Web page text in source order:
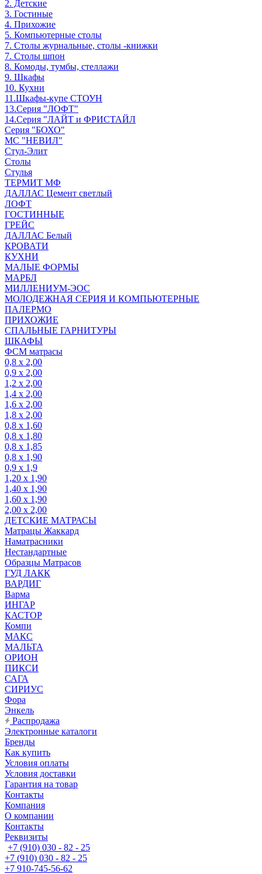
2. Детские
3. Гостиные
4. Прихожие
5. Компьютерные столы
7. Столы журнальные, столы -книжки
7. Столы шпон
8. Комоды, тумбы, стеллажи
9. Шкафы
10. Кухни
11.Шкафы-купе СТОУН
13.Серия "ЛОФТ"
14.Серия "ЛАЙТ и ФРИСТАЙЛ
Серия "БОХО"
МС "НЕВИЛ"
Стул-Элит
Столы
Стулья
ТЕРМИТ МФ
ДАЛЛАС Цемент светлый
ЛОФТ
ГОСТИННЫЕ
ГРЕЙС
ДАЛЛАС Белый
КРОВАТИ
КУХНИ
МАЛЫЕ ФОРМЫ
МАРБЛ
МИЛЛЕНИУМ-ЭОС
МОЛОДЕЖНАЯ СЕРИЯ И КОМПЬЮТЕРНЫЕ
ПАЛЕРМО
ПРИХОЖИЕ
СПАЛЬНЫЕ ГАРНИТУРЫ
ШКАФЫ
ФСМ матрасы
0,8 х 2,00
0,9 х 2,00
1,2 х 2,00
1,4 х 2,00
1,6 х 2,00
1,8 х 2,00
0,8 х 1,60
0,8 х 1,80
0,8 х 1,85
0,8 х 1,90
0,9 х 1,9
1,20 х 1,90
1,40 х 1,90
1,60 х 1,90
2,00 х 2,00
ДЕТСКИЕ МАТРАСЫ
Матрацы Жаккард
Наматрасники
Нестандартные
Образцы Матрасов
ГУД ЛАКК
ВАРДИГ
Варма
ИНГАР
КАСТОР
Компи
МАКС
МАЛЬТА
ОРИОН
ПИКСИ
САГА
СИРИУС
Фора
Энкель
Распродажа
Электронные каталоги
Бренды
Как купить
Условия оплаты
Условия доставки
Гарантия на товар
Контакты
Компания
О компании
Контакты
Реквизиты
+7 (910) 030 - 82 - 25
+7 (910) 030 - 82 - 25
+7 910-745-56-62